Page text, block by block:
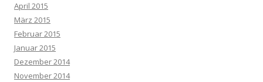
April 2015
März 2015
Februar 2015
Januar 2015
Dezember 2014
November 2014